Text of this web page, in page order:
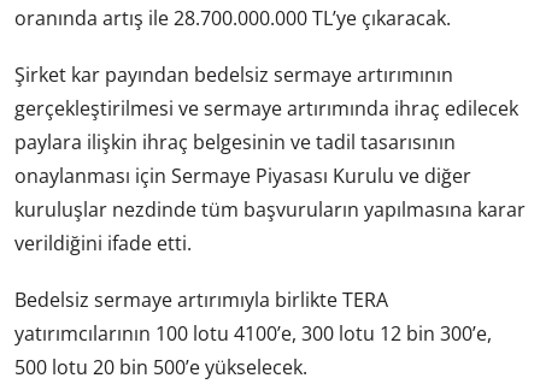
oranında artış ile 28.700.000.000 TL’ye çıkaracak.
Şirket kar payından bedelsiz sermaye artırımının
gerçekleştirilmesi ve sermaye artırımında ihraç edilecek
paylara ilişkin ihraç belgesinin ve tadil tasarısının
onaylanması için Sermaye Piyasası Kurulu ve diğer
kuruluşlar nezdinde tüm başvuruların yapılmasına karar
verildiğini ifade etti.
Bedelsiz sermaye artırımıyla birlikte TERA
yatırımcılarının 100 lotu 4100’e, 300 lotu 12 bin 300’e,
500 lotu 20 bin 500’e yükselecek.